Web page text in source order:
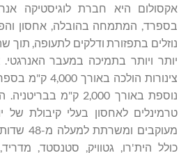
אקסולום היא חברת לוגיסטיקה
בספרד, המתמחה בהובלה, אחסון
נוזלים בתפזורת ודלקים לתעופה,
יותר ויותר בתמיכה במעבר
צינורות הולכה
מעוקבים
כולל הית'רו, גטוויק, סטנסטד,